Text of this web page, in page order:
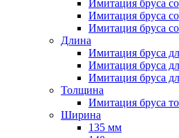
Имитация бруса
Имитация бруса
Имитация бруса
Длина
Имитация бруса
Имитация бруса
Имитация бруса
Толщина
Имитация бруса
Ширина
135 мм